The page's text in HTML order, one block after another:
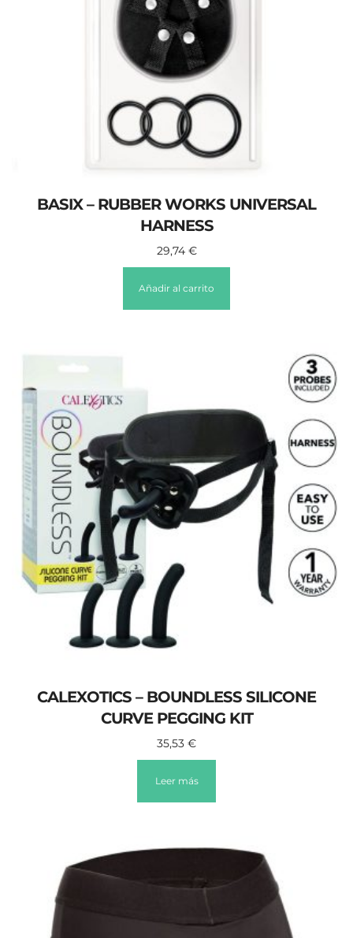
BASIX – RUBBER WORKS UNIVERSAL
HARNESS
29,74 €
Añadir al carrito
CALEXOTICS – BOUNDLESS SILICONE
CURVE PEGGING KIT
35,53 €
Leer más